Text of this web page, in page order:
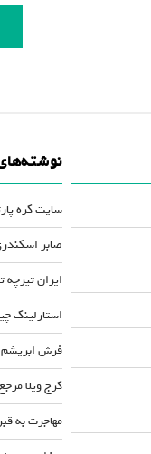
سایت کره
صابر
ایران تیرچه
استارلینک
فرش
کرج ویلا
مهاجرت به